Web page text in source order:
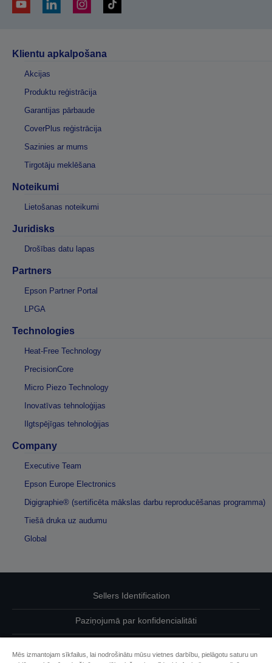
Klientu apkalpošana
Akcijas
Produktu reģistrācija
Garantijas pārbaude
CoverPlus reģistrācija
Sazinies ar mums
Tirgotāju meklēšana
Noteikumi
Lietošanas noteikumi
Juridisks
Drošības datu lapas
Partners
Epson Partner Portal
LPGA
Technologies
Heat-Free Technology
PrecisionCore
Micro Piezo Technology
Inovatīvas tehnoloģijas
Ilgtspējīgas tehnoloģijas
Company
Executive Team
Epson Europe Electronics
Digigraphie® (sertificēta mākslas darbu reproducēšanas programma)
Tiešā druka uz audumu
Global
Sellers Identification
Paziņojumā par konfidencialitāti
Mēs izmantojam sīkfailus, lai nodrošinātu mūsu vietnes darbību, pielāgotu saturu un